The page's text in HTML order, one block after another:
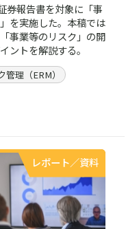
券報告書を対象に「事
を実施した。本稿では
事業等のリスク」の開
ントを解説する。
理（ERM）
レポート／資料